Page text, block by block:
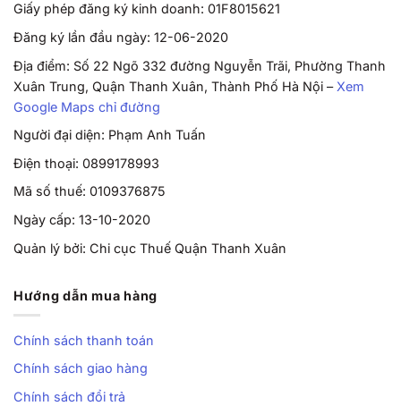
Giấy phép đăng ký kinh doanh: 01F8015621
Đăng ký lần đầu ngày: 12-06-2020
Địa điểm: Số 22 Ngõ 332 đường Nguyễn Trãi, Phường Thanh
Xuân Trung, Quận Thanh Xuân, Thành Phố Hà Nội – Xem
Google Maps chỉ đường
Người đại diện: Phạm Anh Tuấn
Điện thoại: 0899178993
Mã số thuế: 0109376875
Ngày cấp: 13-10-2020
Quản lý bởi: Chi cục Thuế Quận Thanh Xuân
Hướng dẫn mua hàng
Chính sách thanh toán
Chính sách giao hàng
Chính sách đổi trả